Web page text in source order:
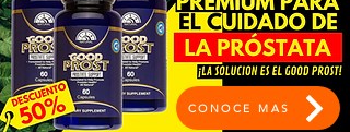
CONOCE MAS